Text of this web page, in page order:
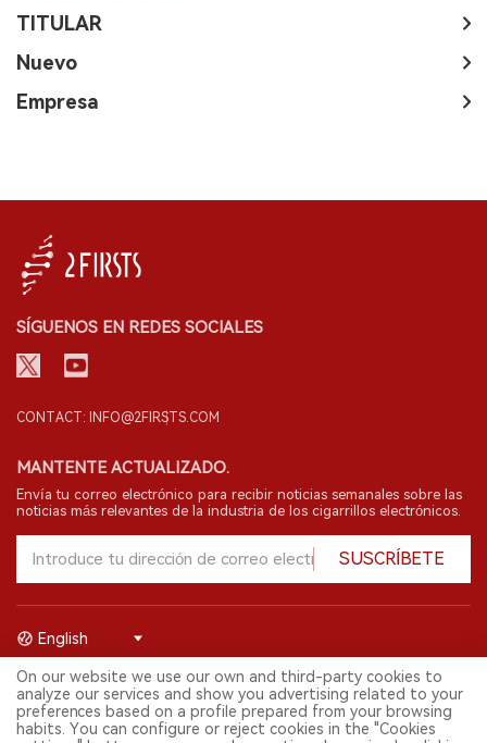
TITULAR
Nuevo
Empresa
SÍGUENOS EN REDES SOCIALES
CONTACT: INFO@2FIRSTS.COM
MANTENTE ACTUALIZADO.
Envía tu correo electrónico para recibir noticias semanales sobre las
noticias más relevantes de la industria de los cigarrillos electrónicos.
SUSCRÍBETE
© 2026 Shenzhen 2FIRSTS Technology Co.,Ltd. Todos los derechos
reservados.
2FIRSTS solo es accesible para profesionales de la industria,
investigadores, medios y otros profesionales. El acceso por menores
English
On our website we use our own and third-party cookies to
analyze our services and show you advertising related to your
preferences based on a profile prepared from your browsing
habits. You can configure or reject cookies in the "Cookies